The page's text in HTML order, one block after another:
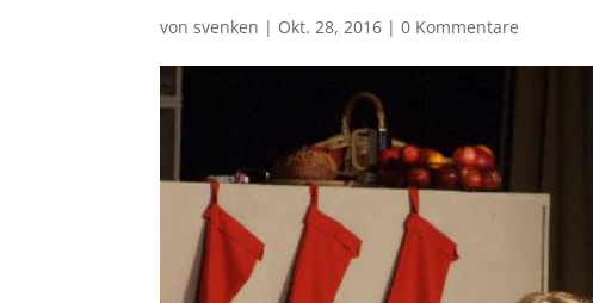
vonsvenken | Okt. 28, 2016 |0 Kommentare